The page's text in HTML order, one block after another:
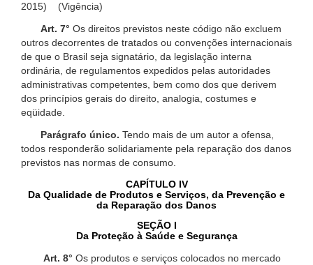
2015) (Vigência)
Art. 7° Os direitos previstos neste código não excluem
outros decorrentes de tratados ou convenções internacionais
de que o Brasil seja signatário, da legislação interna
ordinária, de regulamentos expedidos pelas autoridades
administrativas competentes, bem como dos que derivem
dos princípios gerais do direito, analogia, costumes e
eqüidade.
Parágrafo único. Tendo mais de um autor a ofensa,
todos responderão solidariamente pela reparação dos danos
previstos nas normas de consumo.
CAPÍTULO IV
Da Qualidade de Produtos e Serviços, da Prevenção e
da Reparação dos Danos
SEÇÃO I
Da Proteção à Saúde e Segurança
Art. 8° Os produtos e serviços colocados no mercado